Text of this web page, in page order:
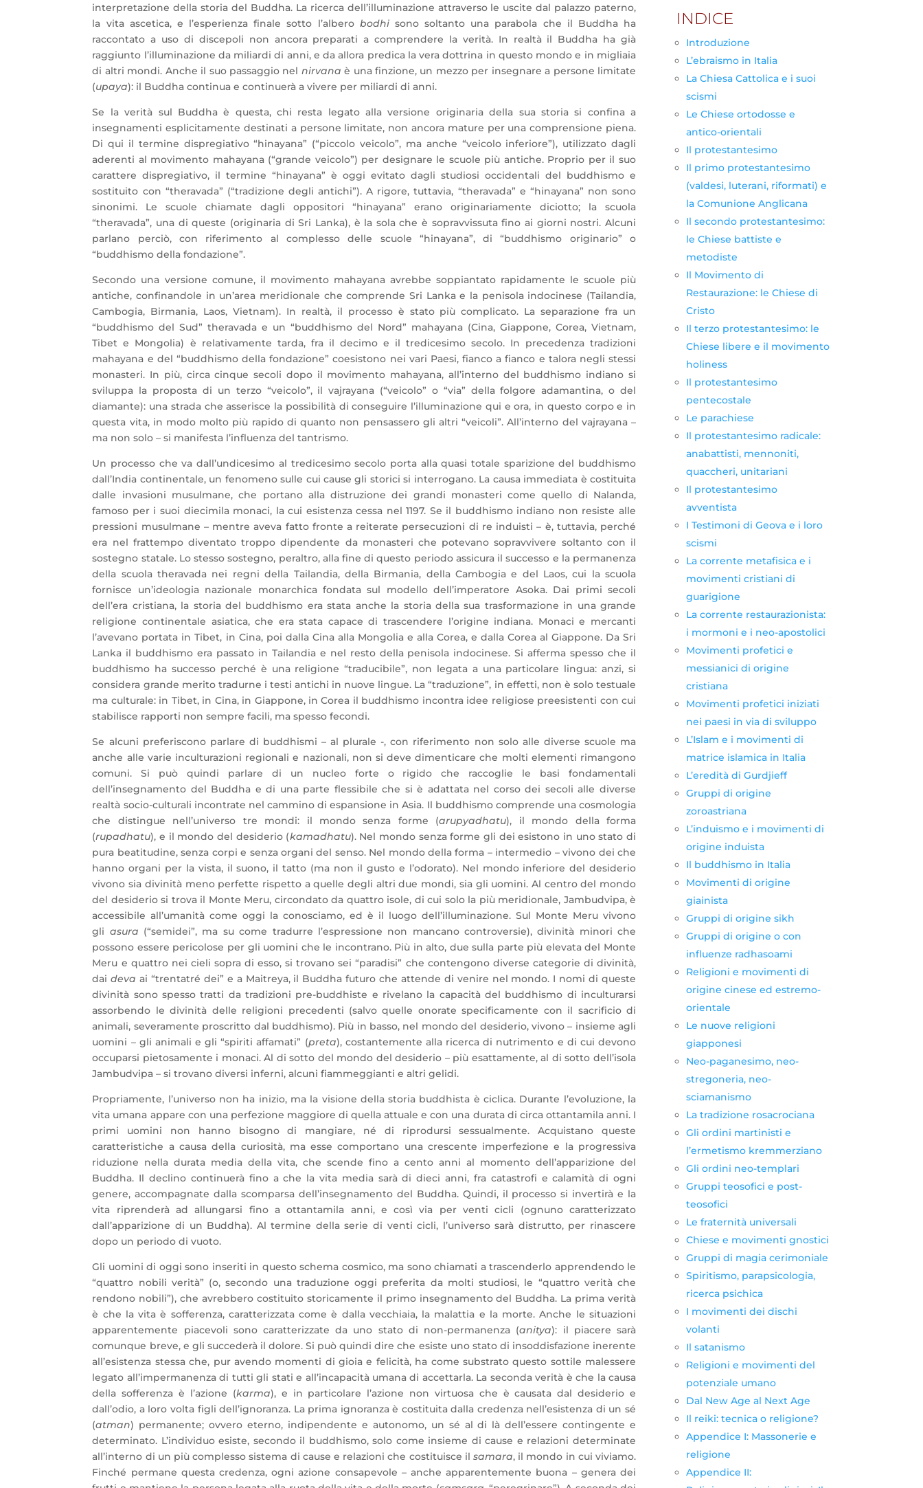
interpretazione della storia del Buddha. La ricerca dell’illuminazione attraverso le uscite dal palazzo paterno,
la vita ascetica, e l’esperienza finale sotto l’albero bodhisono soltanto una parabola che il Buddha ha
raccontato a uso di discepoli non ancora preparati a comprendere la verità. In realtà il Buddha ha già
raggiunto l’illuminazione da miliardi di anni, e da allora predica la vera dottrina in questo mondo e in migliaia
di altri mondi. Anche il suo passaggio nel nirvana è una finzione, un mezzo per insegnare a persone limitate
(upaya): il Buddha continua e continuerà a vivere per miliardi di anni.
Se la verità sul Buddha è questa, chi resta legato alla versione originaria della sua storia si confina a
insegnamenti esplicitamente destinati a persone limitate, non ancora mature per una comprensione piena.
Di qui il termine dispregiativo “hinayana” (“piccolo veicolo”, ma anche “veicolo inferiore”), utilizzato dagli
aderenti al movimento mahayana (“grande veicolo”) per designare le scuole più antiche. Proprio per il suo
carattere dispregiativo, il termine “hinayana” è oggi evitato dagli studiosi occidentali del buddhismo e
sostituito con “theravada” (“tradizione degli antichi”). A rigore, tuttavia, “theravada” e “hinayana” non sono
sinonimi. Le scuole chiamate dagli oppositori “hinayana” erano originariamente diciotto; la scuola
“theravada”, una di queste (originaria di Sri Lanka), è la sola che è sopravvissuta fino ai giorni nostri. Alcuni
parlano perciò, con riferimento al complesso delle scuole “hinayana”, di “buddhismo originario” o
“buddhismo della fondazione”.
Secondo una versione comune, il movimento mahayana avrebbe soppiantato rapidamente le scuole più
antiche, confinandole in un’area meridionale che comprende Sri Lanka e la penisola indocinese (Tailandia,
Cambogia, Birmania, Laos, Vietnam). In realtà, il processo è stato più complicato. La separazione fra un
“buddhismo del Sud” theravada e un “buddhismo del Nord” mahayana (Cina, Giappone, Corea, Vietnam,
Tibet e Mongolia) è relativamente tarda, fra il decimo e il tredicesimo secolo. In precedenza tradizioni
mahayana e del “buddhismo della fondazione” coesistono nei vari Paesi, fianco a fianco e talora negli stessi
monasteri. In più, circa cinque secoli dopo il movimento mahayana, all’interno del buddhismo indiano si
sviluppa la proposta di un terzo “veicolo”, il vajrayana (“veicolo” o “via” della folgore adamantina, o del
diamante): una strada che asserisce la possibilità di conseguire l’illuminazione qui e ora, in questo corpo e in
questa vita, in modo molto più rapido di quanto non pensassero gli altri “veicoli”. All’interno del vajrayana –
ma non solo – si manifesta l’influenza del tantrismo.
Un processo che va dall’undicesimo al tredicesimo secolo porta alla quasi totale sparizione del buddhismo
dall’India continentale, un fenomeno sulle cui cause gli storici si interrogano. La causa immediata è costituita
dalle invasioni musulmane, che portano alla distruzione dei grandi monasteri come quello di Nalanda,
famoso per i suoi diecimila monaci, la cui esistenza cessa nel 1197. Se il buddhismo indiano non resiste alle
pressioni musulmane – mentre aveva fatto fronte a reiterate persecuzioni di re induisti – è, tuttavia, perché
era nel frattempo diventato troppo dipendente da monasteri che potevano sopravvivere soltanto con il
sostegno statale. Lo stesso sostegno, peraltro, alla fine di questo periodo assicura il successo e la permanenza
della scuola theravada nei regni della Tailandia, della Birmania, della Cambogia e del Laos, cui la scuola
fornisce un’ideologia nazionale monarchica fondata sul modello dell’imperatore Asoka. Dai primi secoli
dell’era cristiana, la storia del buddhismo era stata anche la storia della sua trasformazione in una grande
religione continentale asiatica, che era stata capace di trascendere l’origine indiana. Monaci e mercanti
l’avevano portata in Tibet, in Cina, poi dalla Cina alla Mongolia e alla Corea, e dalla Corea al Giappone. Da Sri
Lanka il buddhismo era passato in Tailandia e nel resto della penisola indocinese. Si afferma spesso che il
buddhismo ha successo perché è una religione “traducibile”, non legata a una particolare lingua: anzi, si
considera grande merito tradurne i testi antichi in nuove lingue. La “traduzione”, in effetti, non è solo testuale
ma culturale: in Tibet, in Cina, in Giappone, in Corea il buddhismo incontra idee religiose preesistenti con cui
stabilisce rapporti non sempre facili, ma spesso fecondi.
Se alcuni preferiscono parlare di buddhismi – al plurale -, con riferimento non solo alle diverse scuole ma
anche alle varie inculturazioni regionali e nazionali, non si deve dimenticare che molti elementi rimangono
comuni. Si può quindi parlare di un nucleo forte o rigido che raccoglie le basi fondamentali
dell’insegnamento del Buddha e di una parte flessibile che si è adattata nel corso dei secoli alle diverse
realtà socio-culturali incontrate nel cammino di espansione in Asia. Il buddhismo comprende una cosmologia
che distingue nell’universo tre mondi: il mondo senza forme (arupyadhatu), il mondo della forma
(rupadhatu), e il mondo del desiderio (kamadhatu). Nel mondo senza forme gli dei esistono in uno stato di
pura beatitudine, senza corpi e senza organi del senso. Nel mondo della forma – intermedio – vivono dei che
hanno organi per la vista, il suono, il tatto (ma non il gusto e l’odorato). Nel mondo inferiore del desiderio
vivono sia divinità meno perfette rispetto a quelle degli altri due mondi, sia gli uomini. Al centro del mondo
del desiderio si trova il Monte Meru, circondato da quattro isole, di cui solo la più meridionale, Jambudvipa, è
accessibile all’umanità come oggi la conosciamo, ed è il luogo dell’illuminazione. Sul Monte Meru vivono
gli asura (“semidei”, ma su come tradurre l’espressione non mancano controversie), divinità minori che
possono essere pericolose per gli uomini che le incontrano. Più in alto, due sulla parte più elevata del Monte
Meru e quattro nei cieli sopra di esso, si trovano sei “paradisi” che contengono diverse categorie di divinità,
daideva ai “trentatré dei” e a Maitreya, il Buddha futuro che attende di venire nel mondo. I nomi di queste
divinità sono spesso tratti da tradizioni pre-buddhiste e rivelano la capacità del buddhismo di inculturarsi
assorbendo le divinità delle religioni precedenti (salvo quelle onorate specificamente con il sacrificio di
animali, severamente proscritto dal buddhismo). Più in basso, nel mondo del desiderio, vivono – insieme agli
uomini – gli animali e gli “spiriti affamati” (preta), costantemente alla ricerca di nutrimento e di cui devono
occuparsi pietosamente i monaci. Al di sotto del mondo del desiderio – più esattamente, al di sotto dell’isola
Jambudvipa – si trovano diversi inferni, alcuni fiammeggianti e altri gelidi.
Propriamente, l’universo non ha inizio, ma la visione della storia buddhista è ciclica. Durante l’evoluzione, la
vita umana appare con una perfezione maggiore di quella attuale e con una durata di circa ottantamila anni. I
primi uomini non hanno bisogno di mangiare, né di riprodursi sessualmente. Acquistano queste
caratteristiche a causa della curiosità, ma esse comportano una crescente imperfezione e la progressiva
riduzione nella durata media della vita, che scende fino a cento anni al momento dell’apparizione del
Buddha. Il declino continuerà fino a che la vita media sarà di dieci anni, fra catastrofi e calamità di ogni
genere, accompagnate dalla scomparsa dell’insegnamento del Buddha. Quindi, il processo si invertirà e la
vita riprenderà ad allungarsi fino a ottantamila anni, e così via per venti cicli (ognuno caratterizzato
dall’apparizione di un Buddha). Al termine della serie di venti cicli, l’universo sarà distrutto, per rinascere
dopo un periodo di vuoto.
Gli uomini di oggi sono inseriti in questo schema cosmico, ma sono chiamati a trascenderlo apprendendo le
“quattro nobili verità” (o, secondo una traduzione oggi preferita da molti studiosi, le “quattro verità che
rendono nobili”), che avrebbero costituito storicamente il primo insegnamento del Buddha. La prima verità
è che la vita è sofferenza, caratterizzata come è dalla vecchiaia, la malattia e la morte. Anche le situazioni
apparentemente piacevoli sono caratterizzate da uno stato di non-permanenza (anitya): il piacere sarà
comunque breve, e gli succederà il dolore. Si può quindi dire che esiste uno stato di insoddisfazione inerente
all’esistenza stessa che, pur avendo momenti di gioia e felicità, ha come substrato questo sottile malessere
legato all’impermanenza di tutti gli stati e all’incapacità umana di accettarla. La seconda verità è che la causa
della sofferenza è l’azione (karma), e in particolare l’azione non virtuosa che è causata dal desiderio e
dall’odio, a loro volta figli dell’ignoranza. La prima ignoranza è costituita dalla credenza nell’esistenza di un sé
(atman) permanente; ovvero eterno, indipendente e autonomo, un sé al di là dell’essere contingente e
determinato. L’individuo esiste, secondo il buddhismo, solo come insieme di cause e relazioni determinate
all’interno di un più complesso sistema di cause e relazioni che costituisce ilsamara, il mondo in cui viviamo.
Finché permane questa credenza, ogni azione consapevole – anche apparentemente buona – genera dei
INDICE
Introduzione
L’ebraismo in Italia
La Chiesa Cattolica e i suoi
scismi
Le Chiese ortodosse e
antico-orientali
Il protestantesimo
Il primo protestantesimo
(valdesi, luterani, riformati) e
la Comunione Anglicana
Il secondo protestantesimo:
le Chiese battiste e
metodiste
Il Movimento di
Restaurazione: le Chiese di
Cristo
Il terzo protestantesimo: le
Chiese libere e il movimento
holiness
Il protestantesimo
pentecostale
Le parachiese
Il protestantesimo radicale:
anabattisti, mennoniti,
quaccheri, unitariani
Il protestantesimo
avventista
I Testimoni di Geova e i loro
scismi
La corrente metafisica e i
movimenti cristiani di
guarigione
La corrente restaurazionista:
i mormoni e i neo-apostolici
Movimenti profetici e
messianici di origine
cristiana
Movimenti profetici iniziati
nei paesi in via di sviluppo
L’Islam e i movimenti di
matrice islamica in Italia
L’eredità di Gurdjieff
Gruppi di origine
zoroastriana
L’induismo e i movimenti di
origine induista
Il buddhismo in Italia
Movimenti di origine
giainista
Gruppi di origine sikh
Gruppi di origine o con
influenze radhasoami
Religioni e movimenti di
origine cinese ed estremo-
orientale
Le nuove religioni
giapponesi
Neo-paganesimo, neo-
stregoneria, neo-
sciamanismo
La tradizione rosacrociana
Gli ordini martinisti e
l’ermetismo kremmerziano
Gli ordini neo-templari
Gruppi teosofici e post-
teosofici
Le fraternità universali
Chiese e movimenti gnostici
Gruppi di magia cerimoniale
Spiritismo, parapsicologia,
ricerca psichica
I movimenti dei dischi
volanti
Il satanismo
Religioni e movimenti del
potenziale umano
Dal New Age al Next Age
Il reiki: tecnica o religione?
Appendice I: Massonerie e
religione
Appendice II: